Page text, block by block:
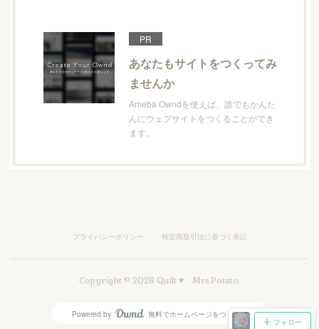
PR
あなたもサイトをつくってみ
ませんか
Ameba Owndを使えば、誰でもかんた
んにウェブサイトをつくることができ
ます。
フォロー
プライバシーポリシー 特定商取引法に基づく表記
Copyright © 2026 Quilt ♥ Mrs.Potato.
Powered by AmebaOwnd
無料でホームページをつくろう